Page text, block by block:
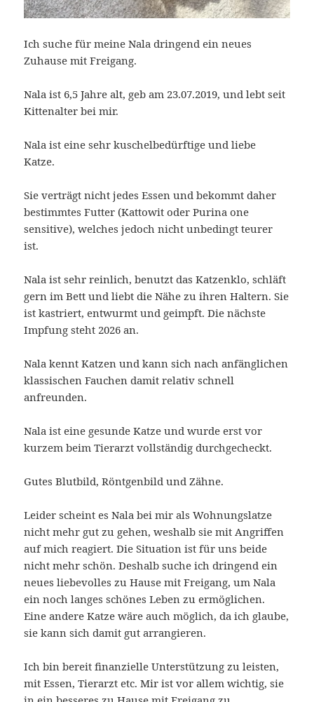
Ich suche für meine Nala dringend ein neues
Zuhause mit Freigang.
Nala ist 6,5 Jahre alt, geb am 23.07.2019, und lebt seit
Kittenalter bei mir.
Nala ist eine sehr kuschelbedürftige und liebe
Katze.
Sie verträgt nicht jedes Essen und bekommt daher
bestimmtes Futter (Kattowit oder Purina one
sensitive), welches jedoch nicht unbedingt teurer
ist.
Nala ist sehr reinlich, benutzt das Katzenklo, schläft
gern im Bett und liebt die Nähe zu ihren Haltern. Sie
ist kastriert, entwurmt und geimpft. Die nächste
Impfung steht 2026 an.
Nala kennt Katzen und kann sich nach anfänglichen
klassischen Fauchen damit relativ schnell
anfreunden.
Nala ist eine gesunde Katze und wurde erst vor
kurzem beim Tierarzt vollständig durchgecheckt.
Gutes Blutbild, Röntgenbild und Zähne.
Leider scheint es Nala bei mir als Wohnungslatze
nicht mehr gut zu gehen, weshalb sie mit Angriffen
auf mich reagiert. Die Situation ist für uns beide
nicht mehr schön. Deshalb suche ich dringend ein
neues liebevolles zu Hause mit Freigang, um Nala
ein noch langes schönes Leben zu ermöglichen.
Eine andere Katze wäre auch möglich, da ich glaube,
sie kann sich damit gut arrangieren.
Ich bin bereit finanzielle Unterstützung zu leisten,
mit Essen, Tierarzt etc. Mir ist vor allem wichtig, sie